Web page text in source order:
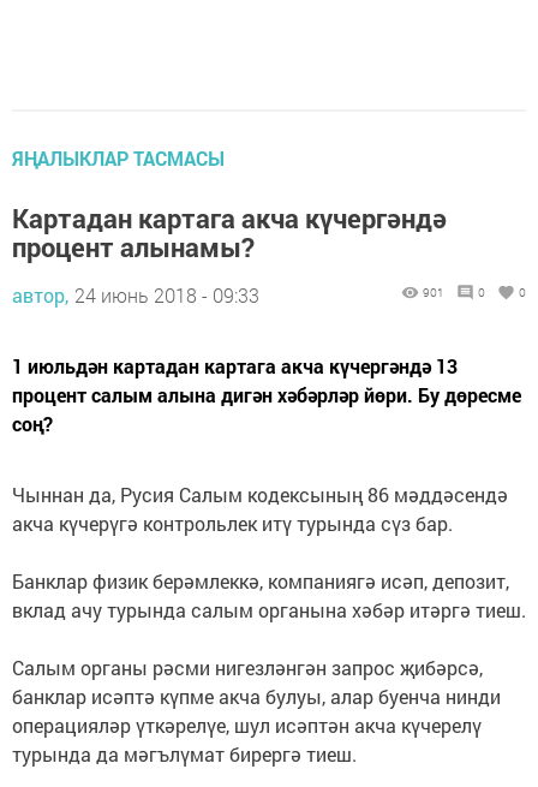
ЯҢАЛЫКЛАР ТАСМАСЫ
Картадан картага акча күчергәндә
процент алынамы?
автор, 24 июнь 2018 - 09:33 901 0 0
1 июльдән картадан картага акча күчергәндә 13
процент салым алына дигән хәбәрләр йөри. Бу дөресме
соң?
Чыннан да, Русия Салым кодексының 86 мәддәсендә
акча күчерүгә контрольлек итү турында сүз бар.
Банклар физик берәмлеккә, компаниягә исәп, депозит,
вклад ачу турында салым органына хәбәр итәргә тиеш.
Салым органы рәсми нигезләнгән запрос җибәрсә,
банклар исәптә күпме акча булуы, алар буенча нинди
операцияләр үткәрелүе, шул исәптән акча күчерелү
турында да мәгълүмат бирергә тиеш.